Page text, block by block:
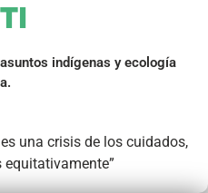
indígenas y ecología
una crisis de los cuidados,